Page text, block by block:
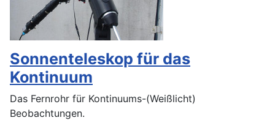
Sonnenteleskop für das
Kontinuum
Das Fernrohr für Kontinuums-(Weißlicht)
Beobachtungen.